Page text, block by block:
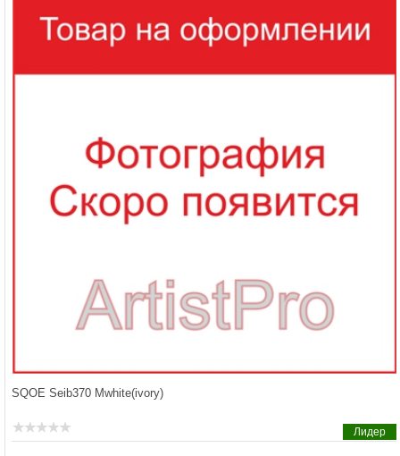
SQOE Seib370 Mwhite(ivory)
Лидер